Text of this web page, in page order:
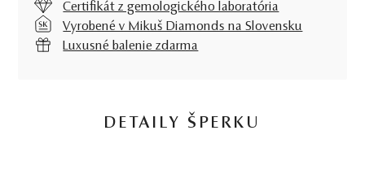
Certifikát z gemologického laboratória
Vyrobené v Mikuš Diamonds na Slovensku
Luxusné balenie zdarma
DETAILY ŠPERKU